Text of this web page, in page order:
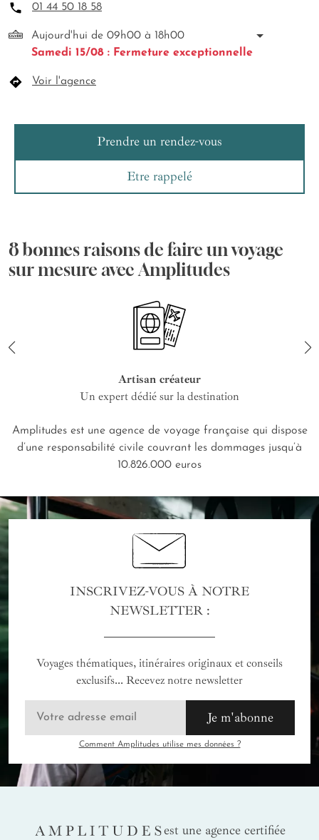
01 44 50 18 58
Aujourd'hui de 09h00 à 18h00
Samedi 15/08 : Fermeture exceptionnelle
Voir l'agence
Prendre un rendez-vous
Etre rappelé
8 bonnes raisons de faire un voyage
sur mesure avec Amplitudes
Artisan créateur
Un expert dédié sur la destination
Amplitudes est une agence de voyage française qui dispose
d’une responsabilité civile couvrant les dommages jusqu’à
10.826.000 euros
INSCRIVEZ-VOUS À NOTRE
NEWSLETTER :
Voyages thématiques, itinéraires originaux et conseils
exclusifs... Recevez notre newsletter
Je m'abonne
Comment Amplitudes utilise mes données ?
AMPLITUDES
est une agence certifiée